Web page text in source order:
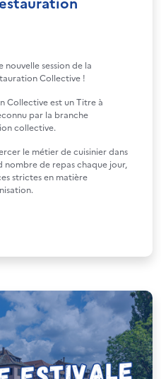
nouvelle session de la
Collective !
Collective est un Titre à
par la branche
collective.
le métier de cuisinier dans
nombre de repas chaque jour,
strictes en matière